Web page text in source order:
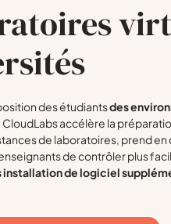
des étudiantsdes
accélère la
de laboratoires, prend
de contrôler plus
installation de logiciel